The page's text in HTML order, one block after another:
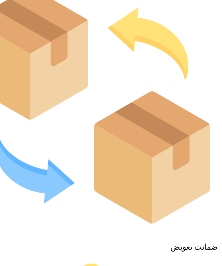
ضمانت تعویض